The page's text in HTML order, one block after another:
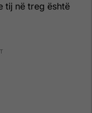
tij në treg është